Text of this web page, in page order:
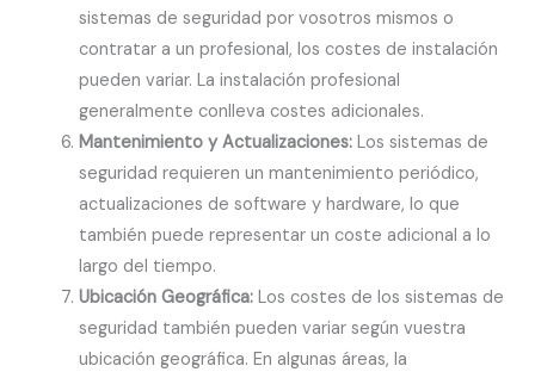
sistemas de seguridad por vosotros mismos o
contratar a un profesional, los costes de instalación
pueden variar. La instalación profesional
generalmente conlleva costes adicionales.
Mantenimiento y Actualizaciones: Los sistemas de
seguridad requieren un mantenimiento periódico,
actualizaciones de software y hardware, lo que
también puede representar un coste adicional a lo
largo del tiempo.
Ubicación Geográfica: Los costes de los sistemas de
seguridad también pueden variar según vuestra
ubicación geográfica. En algunas áreas, la